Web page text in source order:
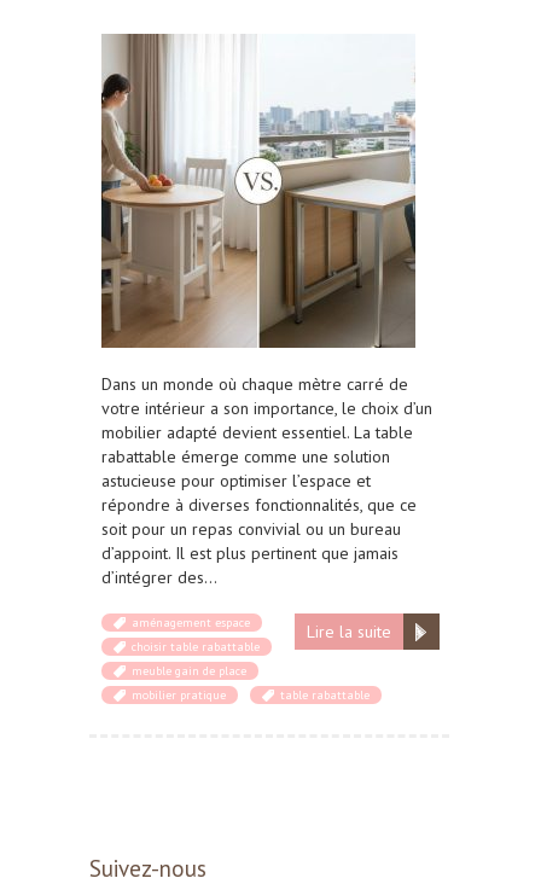
Dans un monde où chaque mètre carré de
votre intérieur a son importance, le choix d’un
mobilier adapté devient essentiel. La table
rabattable émerge comme une solution
astucieuse pour optimiser l’espace et
répondre à diverses fonctionnalités, que ce
soit pour un repas convivial ou un bureau
d’appoint. Il est plus pertinent que jamais
d’intégrer des…
Lire la suite
aménagement espace
choisir table rabattable
meuble gain de place
mobilier pratique
table rabattable
Suivez-nous